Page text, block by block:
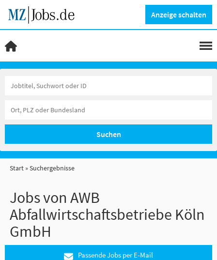
Anzeige schalten
Suchen
Start Suchergebnisse
Jobs von AWB
Abfallwirtschaftsbetriebe Köln
GmbH
Passende Jobs per E-Mail